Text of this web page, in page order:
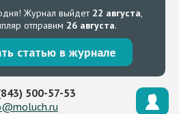
Журнал выйдет 22 августа,
отправим 26 августа.
статью в журнале
500-57-53